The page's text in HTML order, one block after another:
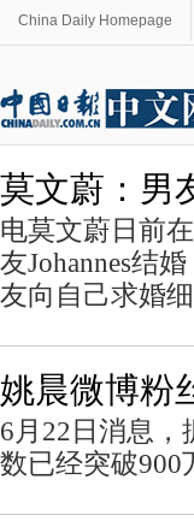
China Daily Homepage
莫文蔚：男
电莫文蔚日前
友Johannes结
友向自己求婚
姚晨微博粉
6月22日消息
数已经突破900